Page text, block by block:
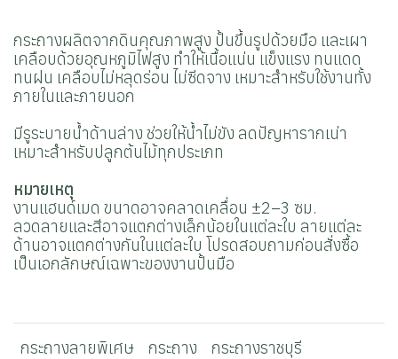
กระถางผลิตจากดินคุณภาพสูง ปั้นขึ้นรูปด้วยมือ และเผา
เคลือบด้วยอุณหภูมิไฟสูง ทำให้เนื้อแน่น แข็งแรง ทนแดด
ทนฝน เคลือบไม่หลุดร่อน ไม่ซีดจาง เหมาะสำหรับใช้งานทั้ง
ภายในและภายนอก
มีรูระบายน้ำด้านล่าง ช่วยให้น้ำไม่ขัง ลดปัญหารากเน่า
เหมาะสำหรับปลูกต้นไม้ทุกประเภท
หมายเหตุ
งานแฮนด์เมด ขนาดอาจคลาดเคลื่อน ±2–3 ซม.
ลวดลายและสีอาจแตกต่างเล็กน้อยในแต่ละใบ ลายแต่ละ
ด้านอาจแตกต่างกันในแต่ละใบ โปรดสอบถามก่อนสั่งซื้อ
เป็นเอกลักษณ์เฉพาะของงานปั้นมือ
กระถางลายพิเศษ กระถาง
กระถางราชบุรี